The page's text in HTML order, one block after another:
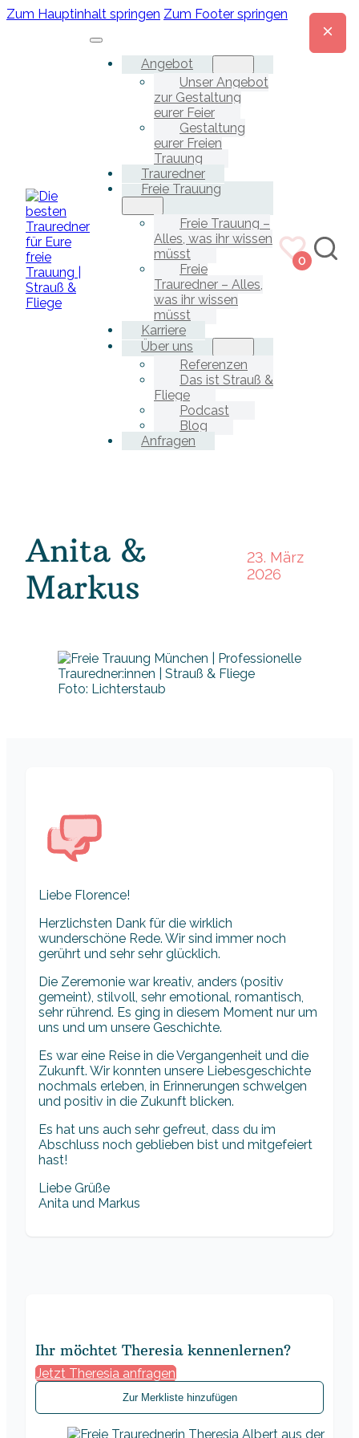
Zum Hauptinhalt springen Zum Footer springen
Angebot
Unser Angebot
zur Gestaltung
eurer Feier
Gestaltung
eurer Freien
Trauung
Trauredner
Freie Trauung
Freie Trauung –
Alles, was ihr wissen
müsst
Freie
Trauredner – Alles,
was ihr wissen
müsst
Karriere
Über uns
Referenzen
Das ist Strauß &
Fliege
Podcast
Blog
Anfragen
0
Anita &
Markus
23. März
2026
Foto: Lichterstaub
Liebe Florence!
Herzlichsten Dank für die wirklich
wunderschöne Rede. Wir sind immer noch
gerührt und sehr sehr glücklich.
Die Zeremonie war kreativ, anders (positiv
gemeint), stilvoll, sehr emotional, romantisch,
sehr rührend. Es ging in diesem Moment nur um
uns und um unsere Geschichte.
Es war eine Reise in die Vergangenheit und die
Zukunft. Wir konnten unsere Liebesgeschichte
nochmals erleben, in Erinnerungen schwelgen
und positiv in die Zukunft blicken.
Es hat uns auch sehr gefreut, dass du im
Abschluss noch geblieben bist und mitgefeiert
hast!
Liebe Grüße
Anita und Markus
Ihr möchtet Theresia kennenlernen?
Jetzt Theresia anfragen
Zur Merkliste hinzufügen